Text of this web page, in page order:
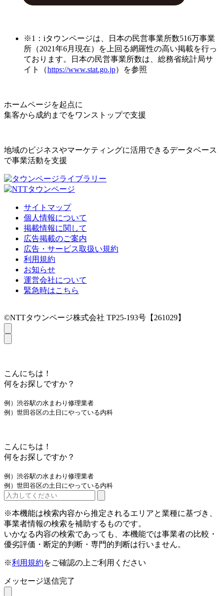
※1：iタウンページは、日本の民営事業所数516万事業
所（2021年6月現在）を上回る網羅性の高い掲載を行っ
ております。日本の民営事業所数は、総務省統計局サ
イト（https://www.stat.go.jp）を参照
ホームページを起点に
集客から成約までをワンストップで支援
地域のビジネスやマーケティングに活用できるデータベース
で事業活動を支援
サイトマップ
個人情報について
掲載情報に関して
広告掲載のご案内
広告・サービス取扱い規約
利用規約
お知らせ
運営会社について
緊急時はこちら
©NTTタウンページ株式会社 TP25-193号【261029】
こんにちは！
何をお探しですか？
例）渋谷駅の水まわり修理業者
例）世田谷区の土日にやっている内科
こんにちは！
何をお探しですか？
例）渋谷駅の水まわり修理業者
例）世田谷区の土日にやっている内科
※本機能は検索内容から推定されるエリアと業種に基づき、
事業者情報の検索を補助するものです。
いかなる内容の検索であっても、本機能では事業者の比較・
優劣評価・断定的判断・専門的判断は行いません。
※利用規約をご確認の上ご利用ください
メッセージ送信完了